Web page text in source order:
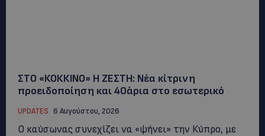
ΣΤΟ «ΚΟΚΚΙΝΟ» Η ΖΕΣΤΗ: Νέα κίτρινη
προειδοποίηση και 40άρια στο εσωτερικό
UPDATES 6 Αυγούστου, 2026
Ο καύσωνας συνεχίζει να «ψήνει» την Κύπρο, με